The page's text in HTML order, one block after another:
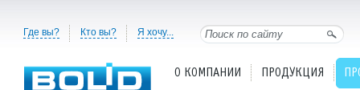
Где вы? Кто вы? Я хочу...
О КОМПАНИИ ПРОДУКЦИЯ